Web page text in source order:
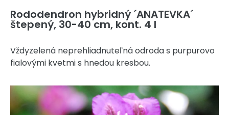
Rododendron hybridný ´ANATEVKA´
štepený, 30-40 cm, kont. 4 l
Vždyzelená neprehliadnuteľná odroda s purpurovo
fialovými kvetmi s hnedou kresbou.